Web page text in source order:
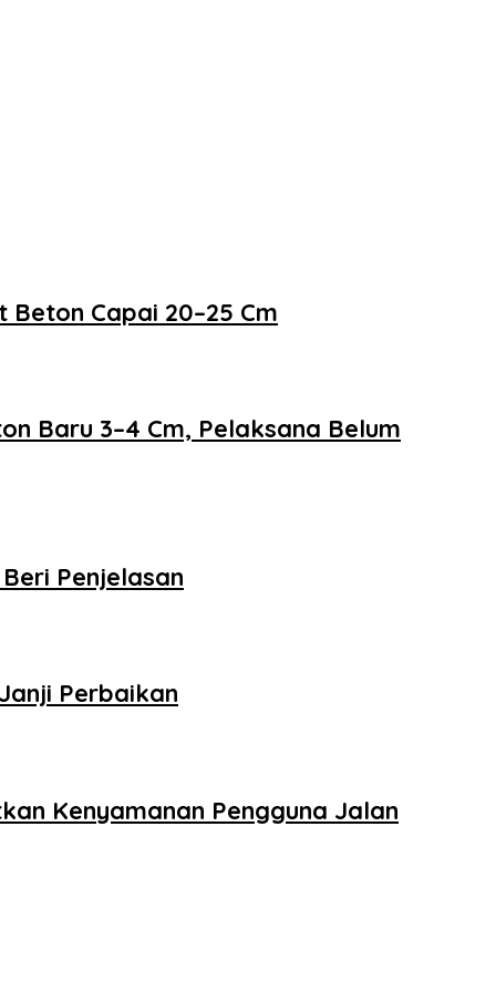
Capai 20–25 Cm
Baru 3–4 Cm, Pelaksana Belum
Penjelasan
Perbaikan
Kenyamanan Pengguna Jalan